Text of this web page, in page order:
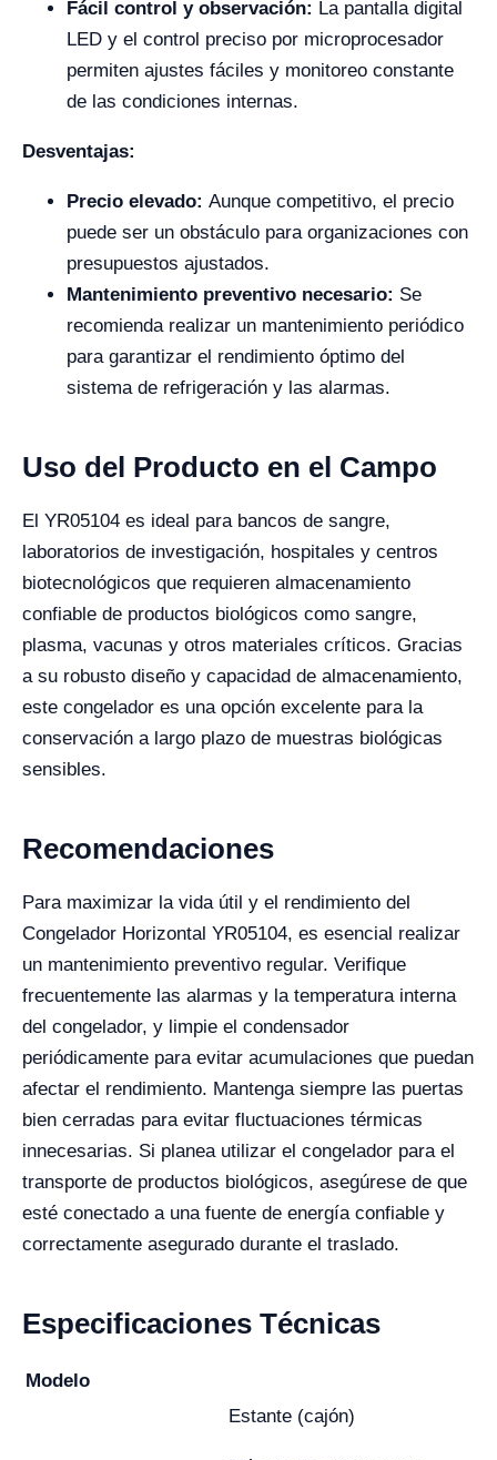
Fácil control y observación: La pantalla digital
LED y el control preciso por microprocesador
permiten ajustes fáciles y monitoreo constante
de las condiciones internas.
Desventajas:
Precio elevado: Aunque competitivo, el precio
puede ser un obstáculo para organizaciones con
presupuestos ajustados.
Mantenimiento preventivo necesario: Se
recomienda realizar un mantenimiento periódico
para garantizar el rendimiento óptimo del
sistema de refrigeración y las alarmas.
Uso del Producto en el Campo
El YR05104 es ideal para bancos de sangre,
laboratorios de investigación, hospitales y centros
biotecnológicos que requieren almacenamiento
confiable de productos biológicos como sangre,
plasma, vacunas y otros materiales críticos. Gracias
a su robusto diseño y capacidad de almacenamiento,
este congelador es una opción excelente para la
conservación a largo plazo de muestras biológicas
sensibles.
Recomendaciones
Para maximizar la vida útil y el rendimiento del
Congelador Horizontal YR05104, es esencial realizar
un mantenimiento preventivo regular. Verifique
frecuentemente las alarmas y la temperatura interna
del congelador, y limpie el condensador
periódicamente para evitar acumulaciones que puedan
afectar el rendimiento. Mantenga siempre las puertas
bien cerradas para evitar fluctuaciones térmicas
innecesarias. Si planea utilizar el congelador para el
transporte de productos biológicos, asegúrese de que
esté conectado a una fuente de energía confiable y
correctamente asegurado durante el traslado.
Especificaciones Técnicas
Modelo
Estante (cajón)